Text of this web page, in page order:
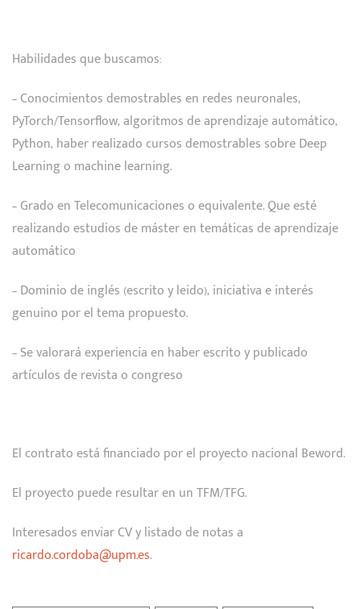
Habilidades que buscamos:
– Conocimientos demostrables en redes neuronales,
PyTorch/Tensorflow, algoritmos de aprendizaje automático,
Python, haber realizado cursos demostrables sobre Deep
Learning o machine learning.
– Grado en Telecomunicaciones o equivalente. Que esté
realizando estudios de máster en temáticas de aprendizaje
automático
– Dominio de inglés (escrito y leido), iniciativa e interés
genuino por el tema propuesto.
– Se valorará experiencia en haber escrito y publicado
artículos de revista o congreso
El contrato está financiado por el proyecto nacional Beword.
El proyecto puede resultar en un TFM/TFG.
Interesados enviar CV y listado de notas a
ricardo.cordoba@upm.es.